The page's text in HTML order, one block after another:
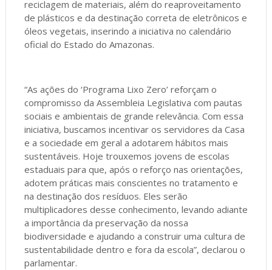
reciclagem de materiais, além do reaproveitamento
de plásticos e da destinação correta de eletrônicos e
óleos vegetais, inserindo a iniciativa no calendário
oficial do Estado do Amazonas.
“As ações do ‘Programa Lixo Zero’ reforçam o
compromisso da Assembleia Legislativa com pautas
sociais e ambientais de grande relevância. Com essa
iniciativa, buscamos incentivar os servidores da Casa
e a sociedade em geral a adotarem hábitos mais
sustentáveis. Hoje trouxemos jovens de escolas
estaduais para que, após o reforço nas orientações,
adotem práticas mais conscientes no tratamento e
na destinação dos resíduos. Eles serão
multiplicadores desse conhecimento, levando adiante
a importância da preservação da nossa
biodiversidade e ajudando a construir uma cultura de
sustentabilidade dentro e fora da escola”, declarou o
parlamentar.